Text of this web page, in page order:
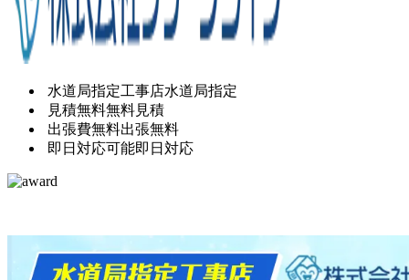
水道局指定工事店水道局指定
見積無料無料見積
出張費無料出張無料
即日対応可能即日対応